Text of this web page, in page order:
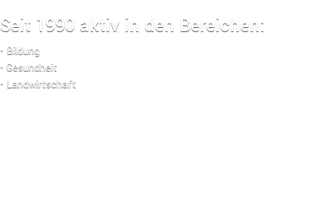
Seit 1990 aktiv in den Bereichen:
- Bildung
- Gesundheit
- Landwirtschaft